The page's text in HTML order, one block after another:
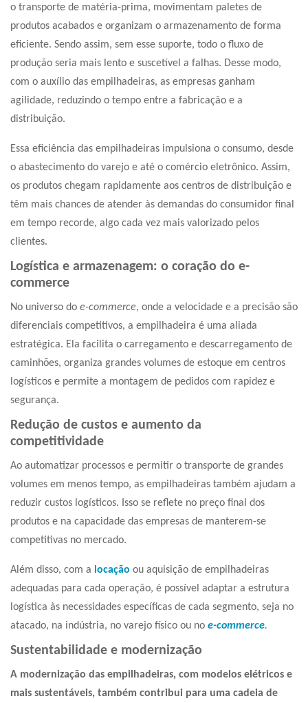
o transporte de matéria-prima, movimentam paletes de
produtos acabados e organizam o armazenamento de forma
eficiente. Sendo assim, sem esse suporte, todo o fluxo de
produção seria mais lento e suscetível a falhas. Desse modo,
com o auxílio das empilhadeiras, as empresas ganham
agilidade, reduzindo o tempo entre a fabricação e a
distribuição.
Essa eficiência das empilhadeiras impulsiona o consumo, desde
o abastecimento do varejo e até o comércio eletrônico. Assim,
os produtos chegam rapidamente aos centros de distribuição e
têm mais chances de atender às demandas do consumidor final
em tempo recorde, algo cada vez mais valorizado pelos
clientes.
Logística e armazenagem: o coração do e-
commerce
No universo do e-commerce, onde a velocidade e a precisão são
diferenciais competitivos, a empilhadeira é uma aliada
estratégica. Ela facilita o carregamento e descarregamento de
caminhões, organiza grandes volumes de estoque em centros
logísticos e permite a montagem de pedidos com rapidez e
segurança.
Redução de custos e aumento da
competitividade
Ao automatizar processos e permitir o transporte de grandes
volumes em menos tempo, as empilhadeiras também ajudam a
reduzir custos logísticos. Isso se reflete no preço final dos
produtos e na capacidade das empresas de manterem-se
competitivas no mercado.
Além disso, com a locação ou aquisição de empilhadeiras
adequadas para cada operação, é possível adaptar a estrutura
logística às necessidades específicas de cada segmento, seja no
atacado, na indústria, no varejo físico ou no e-commerce.
Sustentabilidade e modernização
A modernização das empilhadeiras, com modelos elétricos e
mais sustentáveis, também contribui para uma cadeia de